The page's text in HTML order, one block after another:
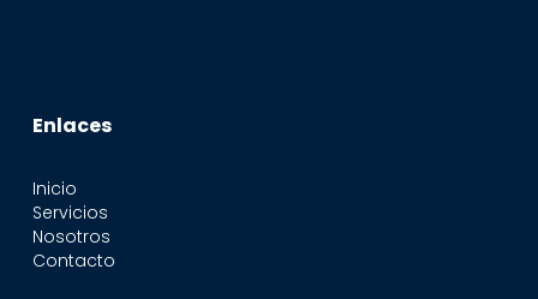
Enlaces
Inicio
Servicios
Nosotros
Contacto